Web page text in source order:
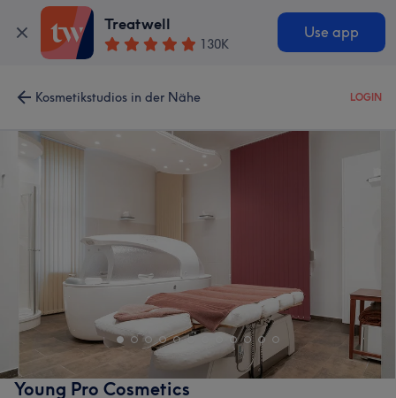
Treatwell
130K
Use app
Kosmetikstudios in der Nähe LOGIN
Young Pro Cosmetics